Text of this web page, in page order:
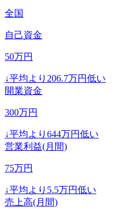
全国
自己資金
50万円
↓平均より 206.7万円低い
開業資金
300万円
↓平均より 644万円低い
営業利益(月間)
75万円
↓平均より 5.5万円低い
売上高(月間)